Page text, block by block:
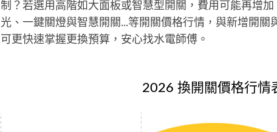
制？若選用高階如大面板或智慧型開關，費用可能再增
光、一鍵關燈與智慧開關...等開關價格行情，與新增開關
可更快速掌握更換預算，安心找水電師傅。
2026 換開關價格行情